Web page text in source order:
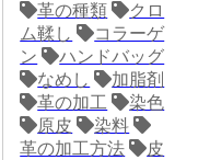
革の種類
クロ
ム鞣し
コラーゲ
ン
ハンドバッグ
なめし
加脂剤
革の加工
染色
原皮
染料
革の加工方法
皮